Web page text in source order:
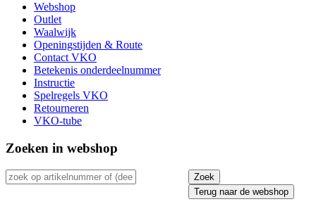
Webshop
Outlet
Waalwijk
Openingstijden & Route
Contact VKO
Betekenis onderdeelnummer
Instructie
Spelregels VKO
Retourneren
VKO-tube
Zoeken in webshop
Terug naar de webshop